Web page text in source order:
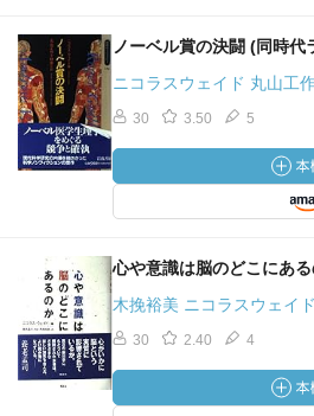
ノーベル賞の決闘 (同時代
ニコラスウェイド 丸山工
30 3.50 5
心や意識は脳のどこにあ
木挽裕美 ニコラスウェイド
30 2.40 4